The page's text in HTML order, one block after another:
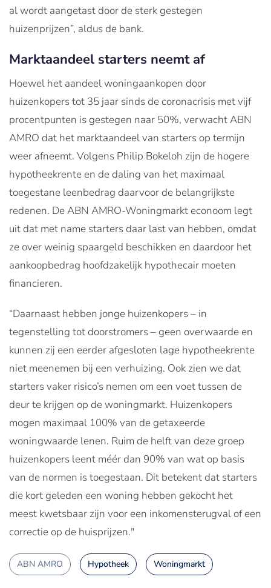
al wordt aangetast door de sterk gestegen
huizenprijzen”, aldus de bank.
Marktaandeel starters neemt af
Hoewel het aandeel woningaankopen door
huizenkopers tot 35 jaar sinds de coronacrisis met vijf
procentpunten is gestegen naar 50%, verwacht ABN
AMRO dat het marktaandeel van starters op termijn
weer afneemt. Volgens Philip Bokeloh zijn de hogere
hypotheekrente en de daling van het maximaal
toegestane leenbedrag daarvoor de belangrijkste
redenen. De ABN AMRO-Woningmarkt econoom legt
uit dat met name starters daar last van hebben, omdat
ze over weinig spaargeld beschikken en daardoor het
aankoopbedrag hoofdzakelijk hypothecair moeten
financieren.
“Daarnaast hebben jonge huizenkopers – in
tegenstelling tot doorstromers – geen overwaarde en
kunnen zij een eerder afgesloten lage hypotheekrente
niet meenemen bij een verhuizing. Ook zien we dat
starters vaker risico’s nemen om een voet tussen de
deur te krijgen op de woningmarkt. Huizenkopers
mogen maximaal 100% van de getaxeerde
woningwaarde lenen. Ruim de helft van deze groep
huizenkopers leent méér dan 90% van wat op basis
van de normen is toegestaan. Dit betekent dat starters
die kort geleden een woning hebben gekocht het
meest kwetsbaar zijn voor een inkomensterugval of een
correctie op de huisprijzen."
ABN AMRO Hypotheek Woningmarkt